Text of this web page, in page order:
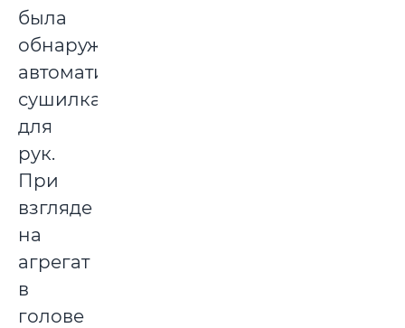
была
обнаружена
автоматическая
сушилка
для
рук.
При
взгляде
на
агрегат
в
голове